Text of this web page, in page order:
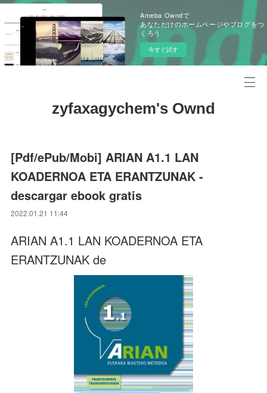
Ameba Owndで
あなただけのホームページやブログをつ
くろう
今すぐ試す
zyfaxagychem's Ownd
[Pdf/ePub/Mobi] ARIAN A1.1 LAN
KOADERNOA ETA ERANTZUNAK -
descargar ebook gratis
2022.01.21 11:44
ARIAN A1.1 LAN KOADERNOA ETA
ERANTZUNAK de